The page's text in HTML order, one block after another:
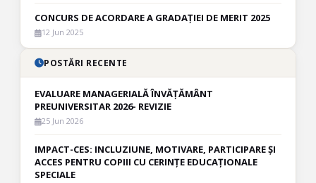
CONCURS DE ACORDARE A GRADAȚIEI DE MERIT 2025
12 Jun 2025
POSTĂRI RECENTE
EVALUARE MANAGERIALĂ ÎNVĂȚĂMÂNT
PREUNIVERSITAR 2026- REVIZIE
25 Jun 2026
IMPACT-CES: INCLUZIUNE, MOTIVARE, PARTICIPARE ȘI
ACCES PENTRU COPIII CU CERINȚE EDUCAȚIONALE
SPECIALE